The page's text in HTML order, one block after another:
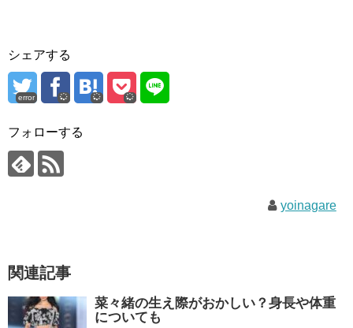
シェアする
error
フォローする
yoinagare
関連記事
菜々緒の生え際がおかしい？身長や体重
についても